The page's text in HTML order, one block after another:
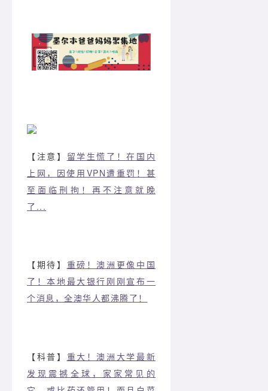
【注意】 留学生慌了！在国内
上网，因使用VPN遭重罚！甚
至面临刑拘！再不注意就晚
了...
【期待】 重磅！澳洲更像中国
了！本地最大银行刚刚宣布一
个消息，全澳华人都沸腾了！
【科普】 重大！澳洲大学最新
发现震撼全球，家家常见的